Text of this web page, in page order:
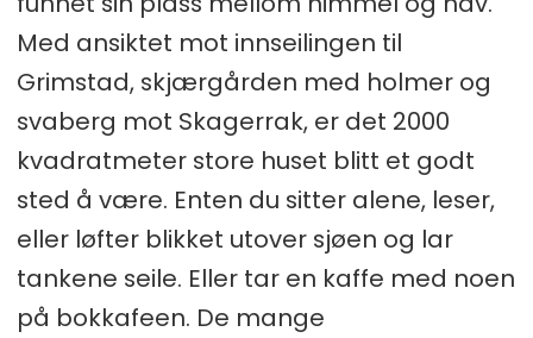
Med ansiktet mot innseilingen til
Grimstad, skjærgården med holmer og
svaberg mot Skagerrak, er det 2000
kvadratmeter store huset blitt et godt
sted å være. Enten du sitter alene, leser,
eller løfter blikket utover sjøen og lar
tankene seile. Eller tar en kaffe med noen
på bokkafeen. De mange